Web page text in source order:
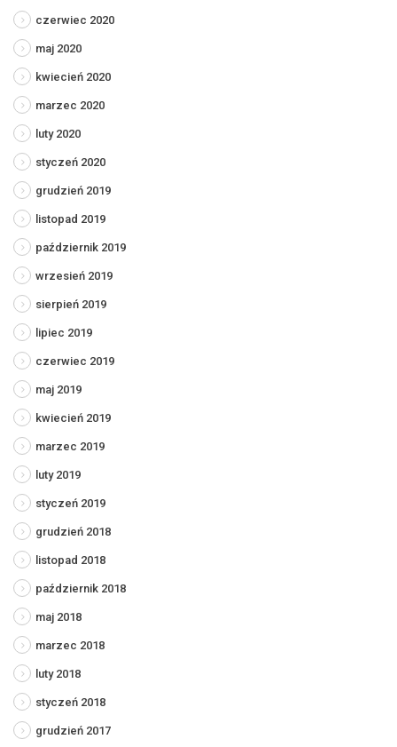
czerwiec 2020
maj 2020
kwiecień 2020
marzec 2020
luty 2020
styczeń 2020
grudzień 2019
listopad 2019
październik 2019
wrzesień 2019
sierpień 2019
lipiec 2019
czerwiec 2019
maj 2019
kwiecień 2019
marzec 2019
luty 2019
styczeń 2019
grudzień 2018
listopad 2018
październik 2018
maj 2018
marzec 2018
luty 2018
styczeń 2018
grudzień 2017